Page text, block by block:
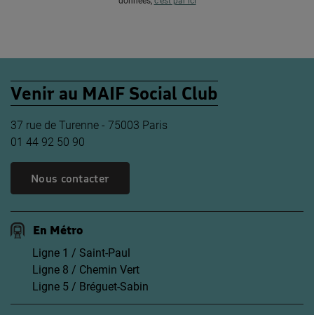
Venir au MAIF Social Club
37 rue de Turenne - 75003 Paris
01 44 92 50 90
Nous contacter
En Métro
Ligne 1 / Saint-Paul
Ligne 8 / Chemin Vert
Ligne 5 / Bréguet-Sabin